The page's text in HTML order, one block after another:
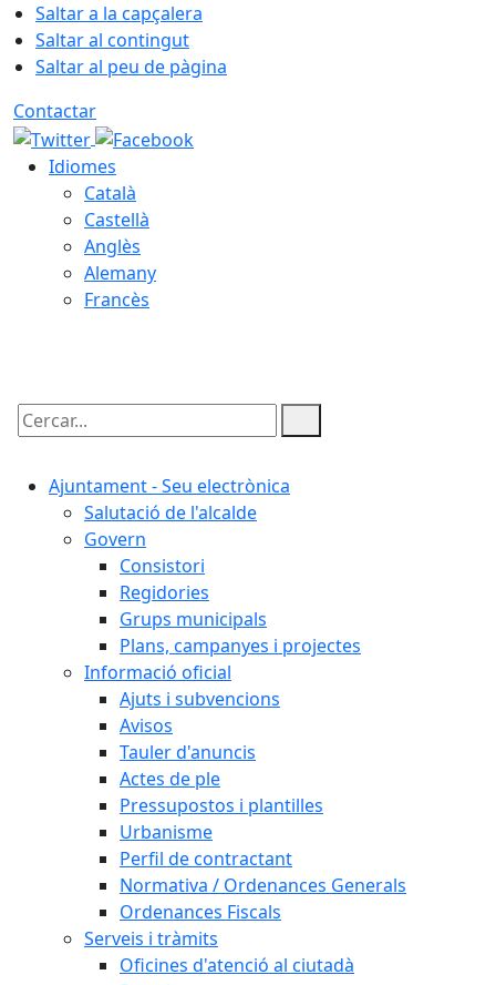
Saltar a la capçalera
Saltar al contingut
Saltar al peu de pàgina
Contactar
Idiomes
Català
Castellà
Anglès
Alemany
Francès
Cercar:
Ajuntament - Seu electrònica
Salutació de l'alcalde
Govern
Consistori
Regidories
Grups municipals
Plans, campanyes i projectes
Informació oficial
Ajuts i subvencions
Avisos
Tauler d'anuncis
Actes de ple
Pressupostos i plantilles
Urbanisme
Perfil de contractant
Normativa / Ordenances Generals
Ordenances Fiscals
Serveis i tràmits
Oficines d'atenció al ciutadà